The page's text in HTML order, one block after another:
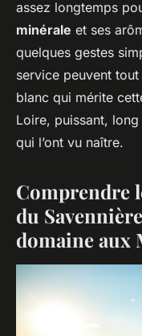
assez longtemps
minérale et ses
quelques gestes
service peuvent
blanc qui mérite
Loire, puissant,
qui l’ont vu naître.
Comprendre
du
domaine aux